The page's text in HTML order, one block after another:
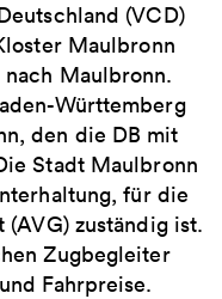
(VCD)
Maulbronn
nach Maulbronn.
Württemberg
den die DB mit
Stadt Maulbronn
für die
zuständig ist.
Zugbegleiter
Fahrpreise.